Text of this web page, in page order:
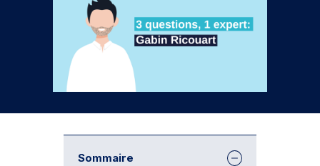
Sommaire